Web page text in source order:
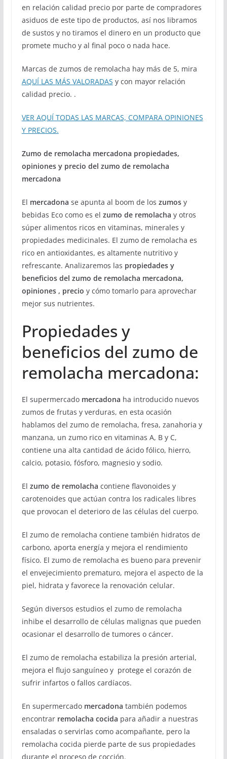
en relación calidad precio por parte de compradores
asiduos de este tipo de productos, así nos libramos
de sustos y no tiramos el dinero en un producto que
promete mucho y al final poco o nada hace.
Marcas de zumos de remolacha hay más de 5, mira
AQUÍ LAS MÁS VALORADAS y con mayor relación
calidad precio. .
VER AQUÍ TODAS LAS MARCAS, COMPARA OPINIONES
Y PRECIOS.
Zumo de remolacha mercadona propiedades,
opiniones y precio del zumo de remolacha
mercadona
El mercadona se apunta al boom de los zumosy
bebidas Eco como es el zumo de remolacha y otros
súper alimentos ricos en vitaminas, minerales y
propiedades medicinales. El zumo de remolacha es
rico en antioxidantes, es altamente nutritivo y
refrescante. Analizaremos las propiedades y
beneficios del zumo de remolacha mercadona,
opiniones , precio y cómo tomarlo para aprovechar
mejor sus nutrientes.
Propiedades y
beneficios del zumo de
remolacha mercadona:
El supermercado mercadona ha introducido nuevos
zumos de frutas y verduras, en esta ocasión
hablamos del zumo de remolacha, fresa, zanahoria y
manzana, un zumo rico en vitaminas A, B y C,
contiene una alta cantidad de ácido fólico, hierro,
calcio, potasio, fósforo, magnesio y sodio.
El zumo de remolacha contiene flavonoides y
carotenoides que actúan contra los radicales libres
que provocan el deterioro de las células del cuerpo.
El zumo de remolacha contiene también hidratos de
carbono, aporta energía y mejora el rendimiento
físico. El zumo de remolacha es bueno para prevenir
el envejecimiento prematuro, mejora el aspecto de la
piel, hidrata y favorece la renovación celular.
Según diversos estudios el zumo de remolacha
inhibe el desarrollo de células malignas que pueden
ocasionar el desarrollo de tumores o cáncer.
El zumo de remolacha estabiliza la presión arterial,
mejora el flujo sanguíneo y protege el corazón de
sufrir infartos o fallos cardíacos.
En supermercadomercadona también podemos
encontrarremolacha cocida para añadir a nuestras
ensaladas o servirlas como acompañante, pero la
remolacha cocida pierde parte de sus propiedades
durante el proceso de cocción.